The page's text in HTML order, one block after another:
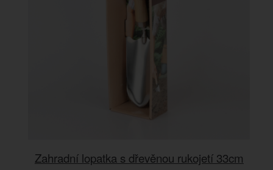
Zahradní lopatka s dřevěnou rukojetí 33cm